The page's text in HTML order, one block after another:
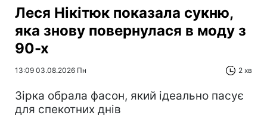
Леся Нікітюк показала сукню,
яка знову повернулася в моду з
90-х
13:09 03.08.2026 Пн 2 хв
Зірка обрала фасон, який ідеально пасує
для спекотних днів